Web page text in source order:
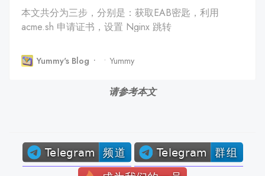
本文共分为三步，分别是：获取EAB密匙，利用
acme.sh 申请证书，设置 Nginx 跳转
Yummy's Blog Yummy
请参考本文